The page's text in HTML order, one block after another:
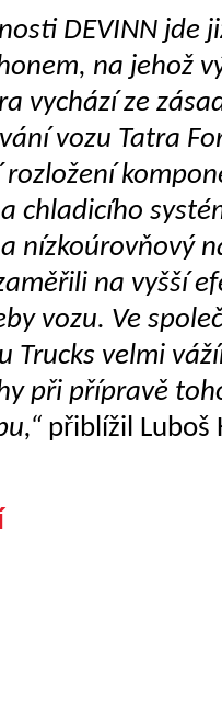
DEVINN jde
na jehož
vychází ze
vozu Tatra
chladicího
nízkoúrovňový
na vyšší
vozu. Ve
Trucks velmi
při přípravě
přiblížil Luboš